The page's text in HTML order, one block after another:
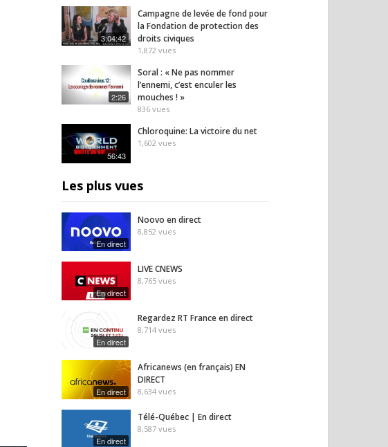
3:04:42
Campagne de levée de fond pour
la Fondation de protection des
droits civiques
1,872 vues
2:26
Soral : « Ne pas nommer
l’ennemi, c’est enculer les
mouches ! »
836 vues
56:43
Chloroquine: La victoire du net
1,602 vues
Les plus vues
En direct
Noovo en direct
8,852 vues
En direct
LIVE CNEWS
8,765 vues
En direct
Regardez RT France en direct
8,714 vues
En direct
Africanews (en français) EN
DIRECT
8,634 vues
En direct
Télé-Québec | En direct
8,587 vues